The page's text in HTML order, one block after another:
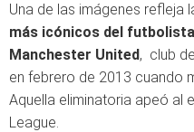
Una de las imágenes refleja
más icónicos del futbolista
Manchester United, club
en febrero de 2013 cuando
Aquella eliminatoria apeó al
League.